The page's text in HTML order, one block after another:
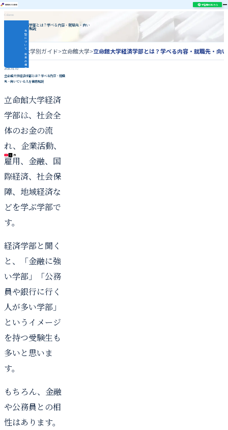
学習相談はこちら
当
塾
に
つ
い
て
授
業
の
様
子
指
導
内
実
績
同
立
コ
ラ
\ 各種SNS更新中 /
Column
立命館大学経済学部とは？学べる内容・就職先・向い
ている人を徹底解説
大学別ガイド>立命館大学>立命館大学経済学部とは？学べる内容・就職先・向
2026.01.02
立命館大学経済学部とは？学べる内容・就職
先・向いている人を徹底解説
立命館大学経済
学部は、社会全
体のお金の流
れ、企業活動、
雇用、金融、国
際経済、社会保
障、地域経済な
どを学ぶ学部で
す。
経済学部と聞く
と、「金融に強
い学部」「公務
員や銀行に行く
人が多い学部」
というイメージ
を持つ受験生も
多いと思いま
す。
もちろん、金融
や公務員との相
性はあります。